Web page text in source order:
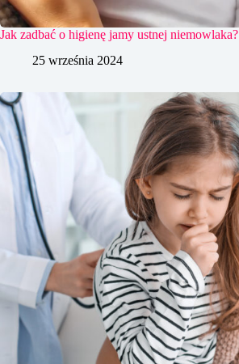
Jak zadbać o higienę jamy ustnej niemowlaka?
25 września 2024